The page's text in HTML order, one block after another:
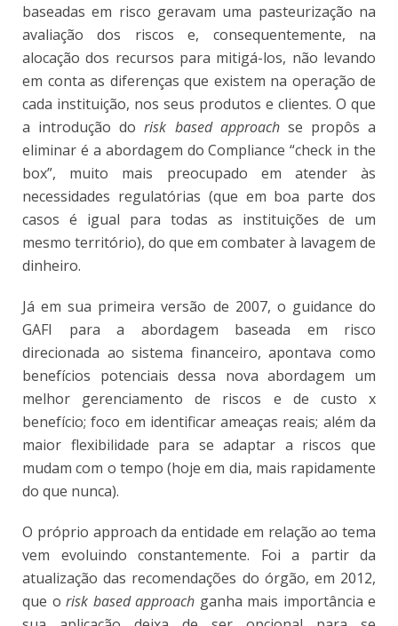
baseadas em risco geravam uma pasteurização na
avaliação dos riscos e, consequentemente, na
alocação dos recursos para mitigá-los, não levando
em conta as diferenças que existem na operação de
cada instituição, nos seus produtos e clientes. O que
a introdução dorisk based approach se propôs a
eliminar é a abordagem do Compliance “check in the
box”, muito mais preocupado em atender às
necessidades regulatórias (que em boa parte dos
casos é igual para todas as instituições de um
mesmo território), do que em combater à lavagem de
dinheiro.
Já em sua primeira versão de 2007, o guidance do
GAFI para a abordagem baseada em risco
direcionada ao sistema financeiro, apontava como
benefícios potenciais dessa nova abordagem um
melhor gerenciamento de riscos e de custo x
benefício; foco em identificar ameaças reais; além da
maior flexibilidade para se adaptar a riscos que
mudam com o tempo (hoje em dia, mais rapidamente
do que nunca).
O próprio approach da entidade em relação ao tema
vem evoluindo constantemente. Foi a partir da
atualização das recomendações do órgão, em 2012,
que o risk based approach ganha mais importância e